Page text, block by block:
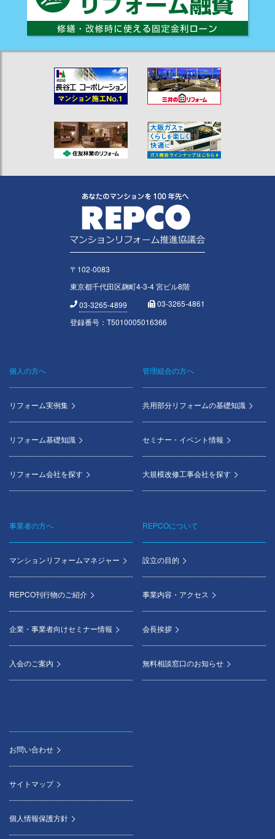
〒102-0083
東京都千代田区麹町4-3-4 宮ビル8階
03-3265-4899
03-3265-4861
登録番号：T5010005016366
Footer
menu
個人の方へ
リフォーム実例集
リフォーム基礎知識
リフォーム会社を探す
管理組合の方へ
共用部分リフォームの基礎知識
セミナー・イベント情報
大規模改修工事会社を探す
事業者の方へ
マンションリフォームマネジャー
REPCO刊行物のご紹介
企業・事業者向けセミナー情報
入会のご案内
REPCOについて
設立の目的
事業内容・アクセス
会長挨拶
無料相談窓口のお知らせ
お問い合わせ
サイトマップ
個人情報保護方針